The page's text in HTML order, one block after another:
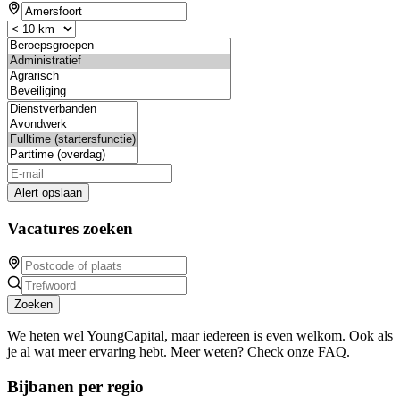
Alert opslaan
Vacatures zoeken
Zoeken
We heten wel YoungCapital, maar iedereen is even welkom. Ook als
je al wat meer ervaring hebt. Meer weten? Check onze FAQ.
Bijbanen per regio